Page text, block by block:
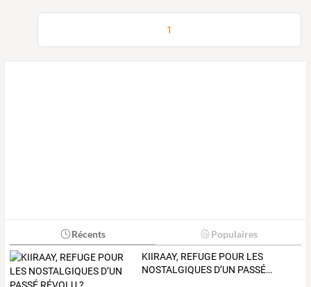
1
Récents Populaires
KIIRAAY, REFUGE POUR LES
NOSTALGIQUES D’UN PASSÉ…